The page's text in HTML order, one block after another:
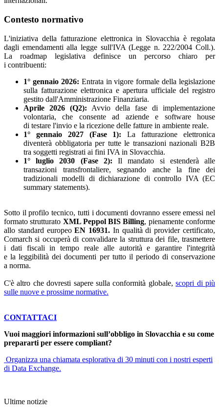
Contesto normativo
L'iniziativa della fatturazione elettronica in Slovacchia è regolata
dagli emendamenti alla legge sull'IVA (Legge n. 222/2004 Coll.).
La roadmap legislativa definisce un percorso chiaro per
i contribuenti:
1° gennaio 2026: Entrata in vigore formale della legislazione
sulla fatturazione elettronica e apertura ufficiale del registro
gestito dall'Amministrazione Finanziaria.
Aprile 2026 (Q2): Avvio della fase di implementazione
volontaria, che consente ad aziende e software house
di testare l'invio e la ricezione delle fatture in ambiente reale.
1° gennaio 2027 (Fase 1):La fatturazione elettronica
diventerà obbligatoria per tutte le transazioni nazionali B2B
tra soggetti registrati ai fini IVA in Slovacchia.
1° luglio 2030 (Fase 2):Il mandato si estenderà alle
transazioni transfrontaliere, segnando anche la fine dei
tradizionali modelli di dichiarazione di controllo IVA (EC
summary statements).
Sotto il profilo tecnico, tutti i documenti dovranno essere emessi nel
formato strutturato XML Peppol BIS Billing, pienamente conforme
allo standard europeoEN 16931. In qualità di provider certificato,
Comarch si occuperà di convalidare la struttura dei file, trasmettere
i dati fiscali in tempo reale alle autorità e garantire l'integrità
e la leggibilità dei documenti per tutto il periodo di conservazione
a norma.
C'è altro che dovresti sapere sulla conformità globale,scopri di più
sulle nuove e prossime normative.
CONTATTACI
Vuoi maggiori informazioni sull’obbligo in Slovacchia e su come
prepararti per essere compliant?
Organizza una chiamata esplorativa di 30 minuti con i nostri esperti
di Data Exchange.
Ultime notizie